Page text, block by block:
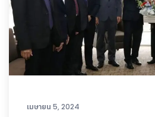
เมษายน 5, 2024